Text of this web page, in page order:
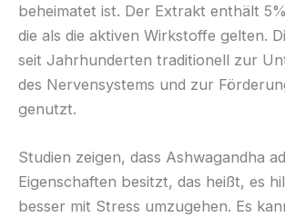
beheimatet ist. Der Extrakt enthält
die als die aktiven Wirkstoffe gelten.
seit Jahrhunderten traditionell zur
des Nervensystems und zur
genutzt.
Studien zeigen, dass Ashwagandha
Eigenschaften besitzt, das heißt, es
besser mit Stress umzugehen. Es